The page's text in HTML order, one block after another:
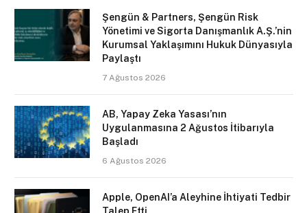
Şengün & Partners, Şengün Risk
Yönetimi ve Sigorta Danışmanlık A.Ş.’nin
Kurumsal Yaklaşımını Hukuk Dünyasıyla
Paylaştı
7 Ağustos 2026
AB, Yapay Zeka Yasası’nın
Uygulanmasına 2 Ağustos İtibarıyla
Başladı
6 Ağustos 2026
Apple, OpenAI’a Aleyhine İhtiyati Tedbir